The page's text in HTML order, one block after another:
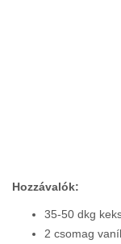
Hozzávalók:
35-50 dkg
2 csomag